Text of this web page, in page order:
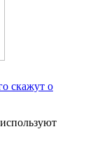
скажут о